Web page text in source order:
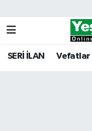
SERİ İLAN Vefatlar